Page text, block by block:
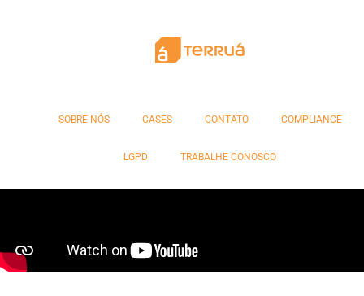
SOBRE NÓS CASES CONTATO COMPLIANCE
LGPD TRABALHE CONOSCO
Banco do Brasil